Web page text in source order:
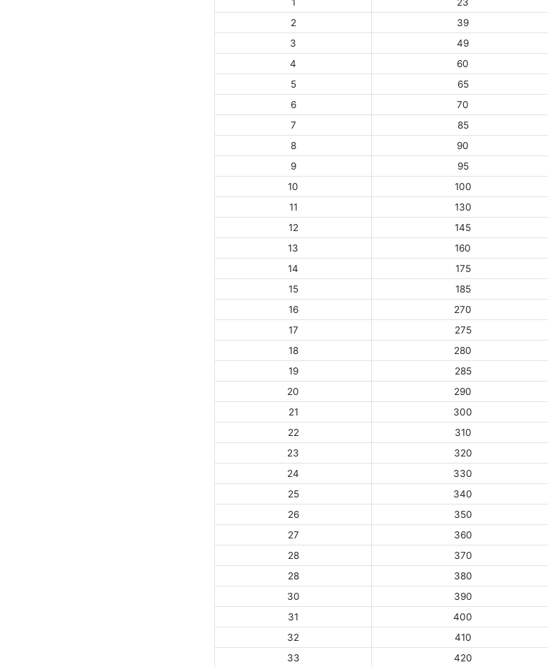
1
23
2
39
3
49
4
60
5
65
6
70
7
85
8
90
9
95
10
100
11
130
12
145
13
160
14
175
15
185
16
270
17
275
18
280
19
285
20
290
21
300
22
310
23
320
24
330
25
340
26
350
27
360
28
370
28
380
30
390
31
400
32
410
33
420